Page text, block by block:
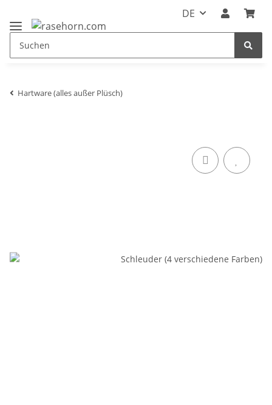
DE
Hartware (alles außer Plüsch)